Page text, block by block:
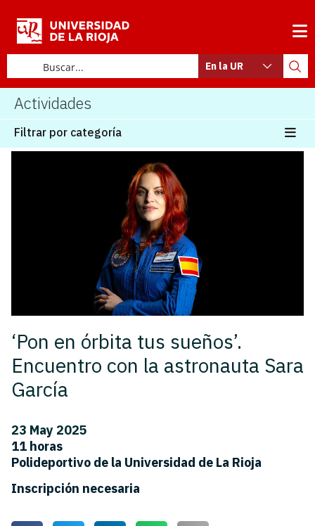
En la UR
Actividades
Filtrar por categoría
‘Pon en órbita tus sueños’.
Encuentro con la astronauta Sara
García
23 May 2025
11 horas
Polideportivo de la Universidad de La Rioja
Inscripción necesaria